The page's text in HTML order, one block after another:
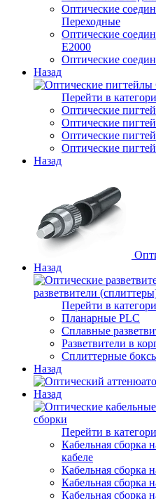
Оптические
Переходные
Оптические
E2000
Оптические
Назад
Перейти в
Оптические
Оптические
Оптические
Оптические
Назад
Назад
разветвители
Перейти в
Планарные PLC
Сплавные
Разветвители в
Сплиттерные
Назад
Назад
сборки
Перейти в
Кабельная сборка
кабеле
Кабельная сборка
Кабельная сборка
Кабельная сборка